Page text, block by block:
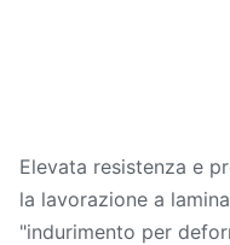
Elevata resistenza e
la lavorazione a
"indurimento per